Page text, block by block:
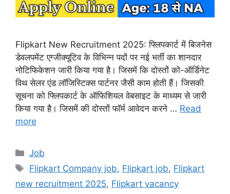
Flipkart New Recruitment 2025: फ्लिपकार्ट में बिजनेस
डेवलपमेंट एग्जीक्यूटिव के विभिन्न पदों पर नई भर्ती का शानदार
नोटिफिकेशन जारी किया गया है। जिसमें कि दोस्तों को-ऑर्डिनेट
विथ सेलर एंड लॉजिस्टिक्स पार्टनर जैसी काम होती हैं। जिसकी
सूचना को फ्लिपकार्ट के ऑफिशियल वेबसाइट के माध्यम से जारी
किया गया है। जिसमें की दोस्तों फॉर्म आवेदन करने … Read
more
Categories
Job
Tags
Flipkart Company job, Flipkart job, Flipkart
new recruitment 2025, Flipkart vacancy